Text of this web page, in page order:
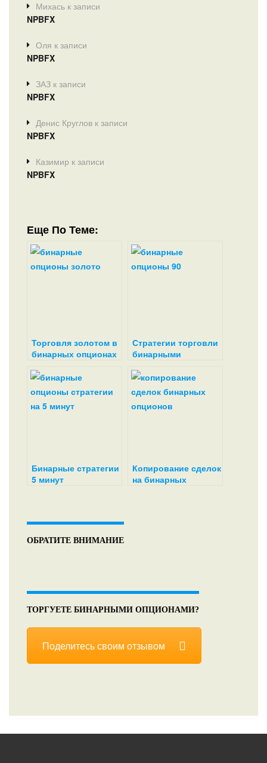
Михась к записи
NPBFX
Оля к записи
NPBFX
ЗАЗ к записи
NPBFX
Денис Круглов к записи
NPBFX
Казимир к записи
NPBFX
Еще По Теме:
Торговля золотом в
бинарных опционах
Стратегии торговли
бинарными
результативностью
90%
Бинарные стратегии
5 минут
Копирование сделок
на бинарных
ОБРАТИТЕ ВНИМАНИЕ
ТОРГУЕТЕ БИНАРНЫМИ ОПЦИОНАМИ?
Поделитесь своим отзывом